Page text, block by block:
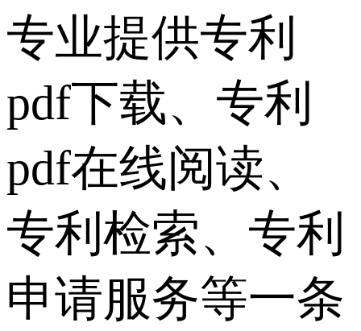
专业提供专利
pdf下载、专利
pdf在线阅读、
专利检索、专利
申请服务等一条